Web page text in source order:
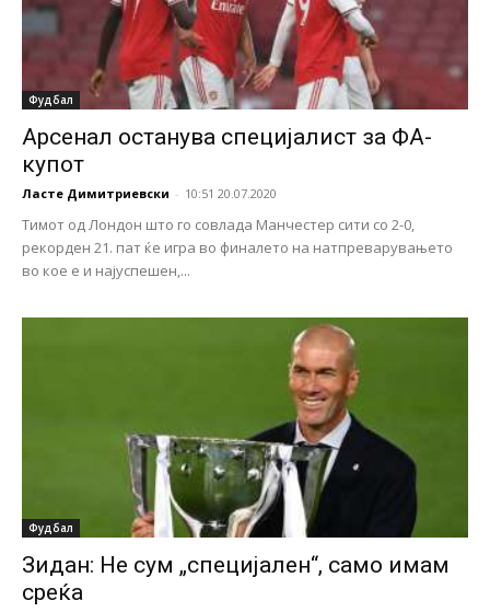
Фудбал
Арсенал останува специјалист за ФА-
купот
Ласте Димитриевски - 10:51 20.07.2020
Тимот од Лондон што го совлада Манчестер сити со 2-0,
рекорден 21. пат ќе игра во финалето на натпреварувањето
во кое е и најуспешен,...
Фудбал
Зидан: Не сум „специјален“, само имам
среќа